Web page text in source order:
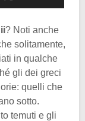
? Noti anche
solitamente,
in qualche
gli dei greci
quelli che
sotto.
temuti e gli